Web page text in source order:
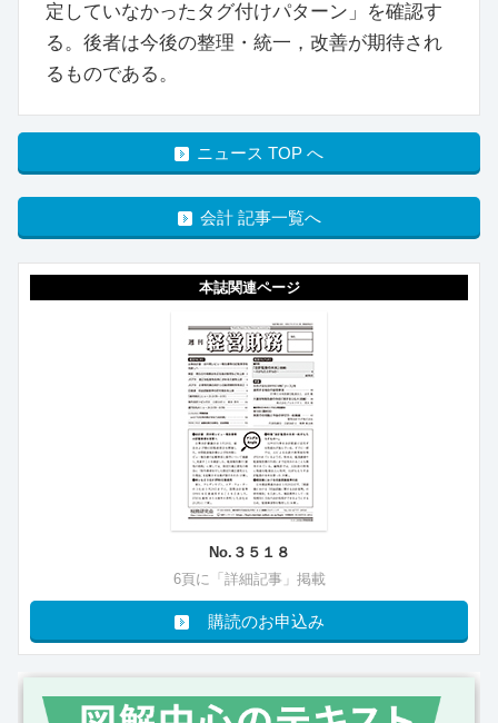
定していなかったタグ付けパターン」を確認す
る。後者は今後の整理・統一，改善が期待され
るものである。
ニュース TOP へ
会計 記事一覧へ
本誌関連ページ
No.３５１８
6頁に「詳細記事」掲載
購読のお申込み